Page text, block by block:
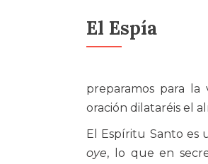
El Espía
preparamos para
oración dilataréis el
El Espíritu Santo es
oye, lo que en